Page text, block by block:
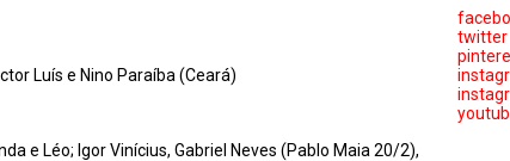
Luís e Nino Paraíba (Ceará)
e Léo; Igor Vinícius, Gabriel Neves (Pablo Maia 20/2),
twitter